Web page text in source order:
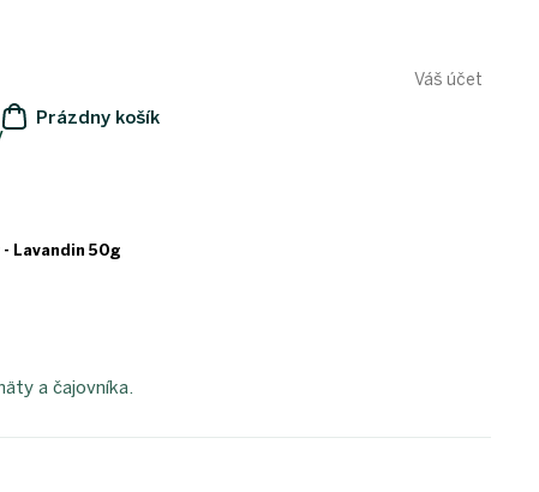
Váš účet
NÁKUPNÝ
Prázdny košík
Lavandin 50g
a čajovníka.